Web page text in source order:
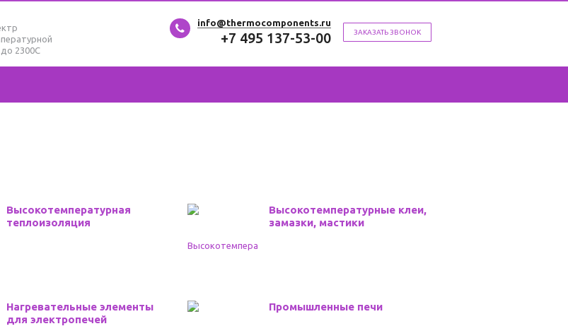
2300С
ЗАКАЗАТЬ ЗВОНОК
info@thermocomponents.ru
+7 495 137-53-00
Высокотемпературная
теплоизоляция
Высокотемпературные клеи,
замазки, мастики
Нагревательные элементы
для электропечей
Промышленные печи